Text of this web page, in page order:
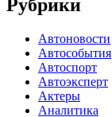
Рубрики
Автоновости
Автособытия
Автоспорт
Автоэксперт
Актеры
Аналитика